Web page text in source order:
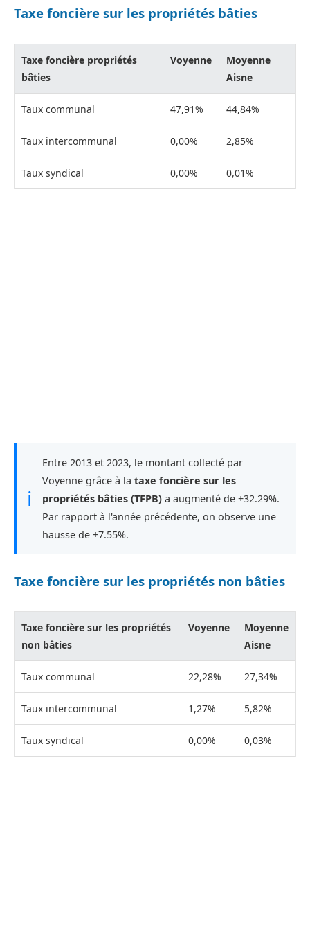
Taxe foncière sur les propriétés bâties
Taxe foncière propriétés
bâties
Voyenne
Moyenne
Aisne
Taux communal 47,91% 44,84%
Taux intercommunal 0,00% 2,85%
Taux syndical 0,00% 0,01%
ℹ
Entre 2013 et 2023, le montant collecté par
Voyenne grâce à la taxe foncière sur les
propriétés bâties (TFPB) a augmenté de +32.29%.
Par rapport à l'année précédente, on observe une
hausse de +7.55%.
Taxe foncière sur les propriétés non bâties
Taxe foncière sur les propriétés
non bâties
Voyenne
Moyenne
Aisne
Taux communal 22,28% 27,34%
Taux intercommunal 1,27% 5,82%
Taux syndical 0,00% 0,03%